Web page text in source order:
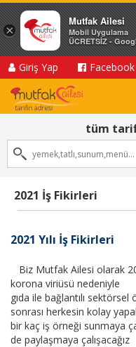
Giriş Yap
tüm
2021 İş Fikirleri
2021 Yılı İş Fikirleri
Biz Mutfak Ailesi olarak
korona viriüsü nedeniyle
gıda ile bağlantılı
sonrası herkesin kolay
bir kaç iş örneği sunmaya
de paylaşmaya çalışacağız
×
Mutfak Ailesi
Mobil Uygulama
ÜCRETSİZ -